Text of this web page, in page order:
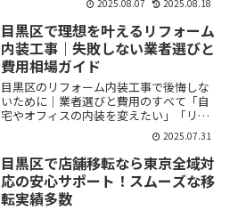
いい？」「ゴミ回収や定期清掃ってどの
くらいかかるの？」北区でこういったお
悩みを抱えている方は少...
2025.08.07 2025.08.18
目黒区で理想を叶えるリフォーム
内装工事｜失敗しない業者選びと
費用相場ガイド
目黒区のリフォーム内装工事で後悔しな
いために｜業者選びと費用のすべて「自
宅やオフィスの内装を変えたい」「リフ
ォームしたいけれど、どこに頼めばいい
の？」——そんなお悩みをお持ちではあ
りませんか？リフォームや内装工事は、
住まいや職場の快適さ・印...
2025.07.31
目黒区で店舗移転なら東京全域対
応の安心サポート！スムーズな移
転実績多数